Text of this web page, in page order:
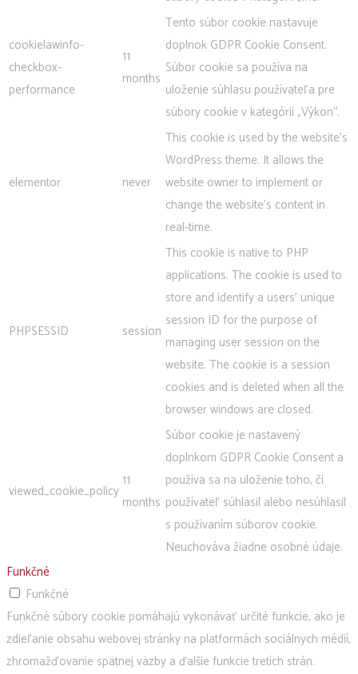
cookielawinfo-
checkbox-
performance
11
months
Tento súbor cookie nastavuje
doplnok GDPR Cookie Consent.
Súbor cookie sa používa na
uloženie súhlasu používateľa pre
súbory cookie v kategórii „Výkon“.
elementor never
This cookie is used by the website's
WordPress theme. It allows the
website owner to implement or
change the website's content in
real-time.
PHPSESSID session
This cookie is native to PHP
applications. The cookie is used to
store and identify a users' unique
session ID for the purpose of
managing user session on the
website. The cookie is a session
cookies and is deleted when all the
browser windows are closed.
viewed_cookie_policy
11
months
Súbor cookie je nastavený
doplnkom GDPR Cookie Consent a
používa sa na uloženie toho, či
používateľ súhlasil alebo nesúhlasil
s používaním súborov cookie.
Neuchováva žiadne osobné údaje.
Funkčné
Funkčné
Funkčné súbory cookie pomáhajú vykonávať určité funkcie, ako je
zdieľanie obsahu webovej stránky na platformách sociálnych médií,
zhromažďovanie spätnej väzby a ďalšie funkcie tretích strán.